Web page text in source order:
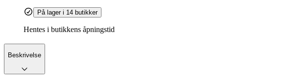
På lager i 14 butikker
Hentes i butikkens åpningstid
Beskrivelse